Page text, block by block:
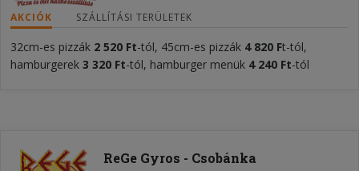
AKCIÓK SZÁLLÍTÁSI TERÜLETEK
32cm-es pizzák 2 520 Ft-tól, 45cm-es pizzák 4 820 Ft-tól,
hamburgerek 3 320 Ft-tól, hamburger menük 4 240 Ft-tól
ReGe Gyros - Csobánka